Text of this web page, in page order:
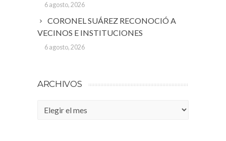
6 agosto, 2026
CORONEL SUÁREZ RECONOCIÓ A
VECINOS E INSTITUCIONES
6 agosto, 2026
ARCHIVOS
Archivos